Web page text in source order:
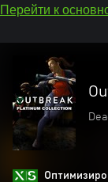
Перейти к